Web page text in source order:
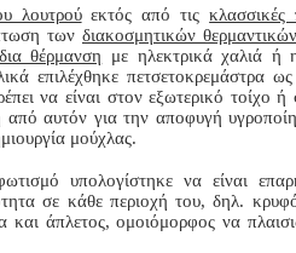
λουτρούεκτός από τιςκλασσικές
των διακοσμητικών
θέρμανση με ηλεκτρικά χαλιά ή
επιλέχθηκε πετσετοκρεμάστρα
να είναι στον εξωτερικό τοίχο
από αυτόν για την αποφυγή
μούχλας.
υπολογίστηκε να είναι
σε κάθε περιοχή του, δηλ.
και άπλετος, ομοιόμορφος να